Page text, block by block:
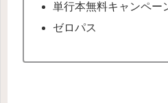
単行本無料キャンペー
ゼロパス